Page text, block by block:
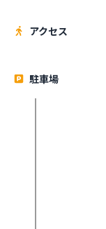
アクセス
駐車場